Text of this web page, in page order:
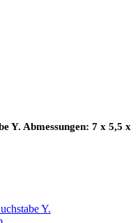
Y. Abmessungen: 7 x 5,5 x